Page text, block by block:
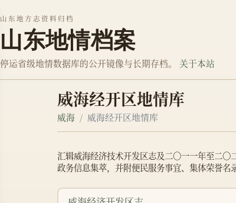
山东地方志资料归档
山东地情档案
停运省级地情数据库的公开镜像与长期存档。 关于本站
威海经开区地情库
威海 威海经开区地情库
汇辑威海经济技术开发区志及二〇一一年至二
政务信息集萃，并附便民服务事宜、集体荣誉名